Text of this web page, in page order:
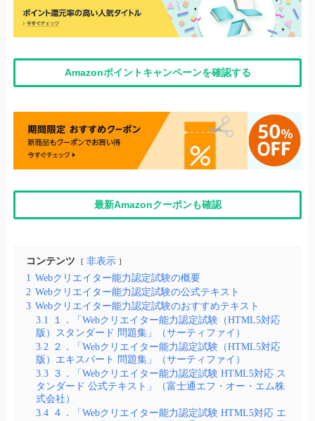
Amazonポイントキャンペーンを確認する
最新Amazonクーポンも確認
コンテンツ
非表示
1 Webクリエイター能力認定試験の概要
2 Webクリエイター能力認定試験の公式テキスト
3 Webクリエイター能力認定試験のおすすめテキスト
3.1
１．「Webクリエイター能力認定試験（HTML5対応
版）スタンダード 問題集」（サーティファイ）
3.2
２．「Webクリエイター能力認定試験（HTML5対応
版）エキスパート 問題集」（サーティファイ）
3.3
３．「Webクリエイター能力認定試験 HTML5対応 ス
タンダード 公式テキスト」（富士通エフ・オー・エム株
式会社）
3.4
４．「Webクリエイター能力認定試験 HTML5対応 エ